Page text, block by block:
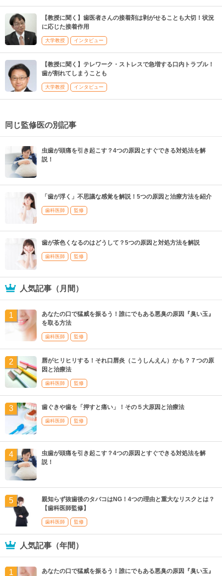
【教授に聞く】歯医者さんの接着剤は剥がせることも大切！状況
に応じた接着作用
大学教授 インタビュー
【教授に聞く】テレワーク・ストレスで急増する口内トラブル！
歯が割れてしまうことも
大学教授 インタビュー
同じ監修医の別記事
虫歯が頭痛を引き起こす？4つの原因とすぐできる対処法を解
説！
「歯が浮く」不思議な感覚を解説！5つの原因と治療方法を紹介
歯科医師 監修
歯が茶色くなるのはどうして？5つの原因と対処方法を解説
歯科医師 監修
人気記事（月間）
あなたの口で猛威を振るう！誰にでもある悪臭の原因『臭い玉』
を取る方法
歯科医師 監修
唇がヒリヒリする！それ口唇炎（こうしんえん）かも？７つの原
因と治療法
歯科医師 監修
歯ぐきや歯を「押すと痛い」！その５大原因と治療法
歯科医師 監修
虫歯が頭痛を引き起こす？4つの原因とすぐできる対処法を解
説！
親知らず抜歯後のタバコはNG！4つの理由と重大なリスクとは？
【歯科医師監修】
歯科医師 監修
人気記事（年間）
あなたの口で猛威を振るう！誰にでもある悪臭の原因『臭い玉』